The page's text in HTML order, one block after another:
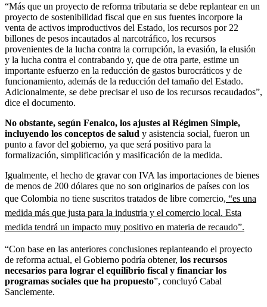
“Más que un proyecto de reforma tributaria se debe replantear en un
proyecto de sostenibilidad fiscal que en sus fuentes incorpore la
venta de activos improductivos del Estado, los recursos por 22
billones de pesos incautados al narcotráfico, los recursos
provenientes de la lucha contra la corrupción, la evasión, la elusión
y la lucha contra el contrabando y, que de otra parte, estime un
importante esfuerzo en la reducción de gastos burocráticos y de
funcionamiento, además de la reducción del tamaño del Estado.
Adicionalmente, se debe precisar el uso de los recursos recaudados”,
dice el documento.
No obstante, según Fenalco, los ajustes al Régimen Simple,
incluyendo los conceptos de salud y asistencia social, fueron un
punto a favor del gobierno, ya que será positivo para la
formalización, simplificación y masificación de la medida.
Igualmente, el hecho de gravar con IVA las importaciones de bienes
de menos de 200 dólares que no son originarios de países con los
que Colombia no tiene suscritos tratados de libre comercio, “es una
medida más que justa para la industria y el comercio local. Esta
medida tendrá un impacto muy positivo en materia de recaudo”.
“Con base en las anteriores conclusiones replanteando el proyecto
de reforma actual, el Gobierno podría obtener, los recursos
necesarios para lograr el equilibrio fiscal y financiar los
programas sociales que ha propuesto”, concluyó Cabal
Sanclemente.